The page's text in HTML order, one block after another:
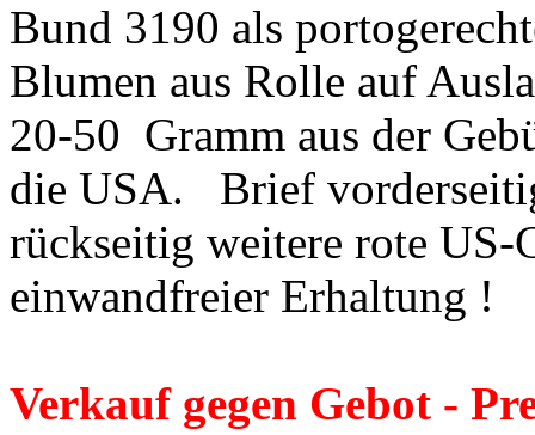
Bund 3190 als
Blumen aus Rolle auf
20-50 Gramm aus der
die USA. Brief
rückseitig weitere rote
einwandfreier Erhaltung !
Verkauf gegen Gebot -